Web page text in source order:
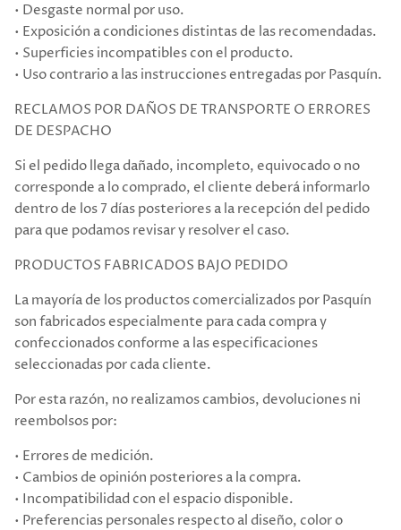
• Desgaste normal por uso.
• Exposición a condiciones distintas de las recomendadas.
• Superficies incompatibles con el producto.
• Uso contrario a las instrucciones entregadas por Pasquín.
RECLAMOS POR DAÑOS DE TRANSPORTE O ERRORES
DE DESPACHO
Si el pedido llega dañado, incompleto, equivocado o no
corresponde a lo comprado, el cliente deberá informarlo
dentro de los 7 días posteriores a la recepción del pedido
para que podamos revisar y resolver el caso.
PRODUCTOS FABRICADOS BAJO PEDIDO
La mayoría de los productos comercializados por Pasquín
son fabricados especialmente para cada compra y
confeccionados conforme a las especificaciones
seleccionadas por cada cliente.
Por esta razón, no realizamos cambios, devoluciones ni
reembolsos por:
• Errores de medición.
• Cambios de opinión posteriores a la compra.
• Incompatibilidad con el espacio disponible.
• Preferencias personales respecto al diseño, color o